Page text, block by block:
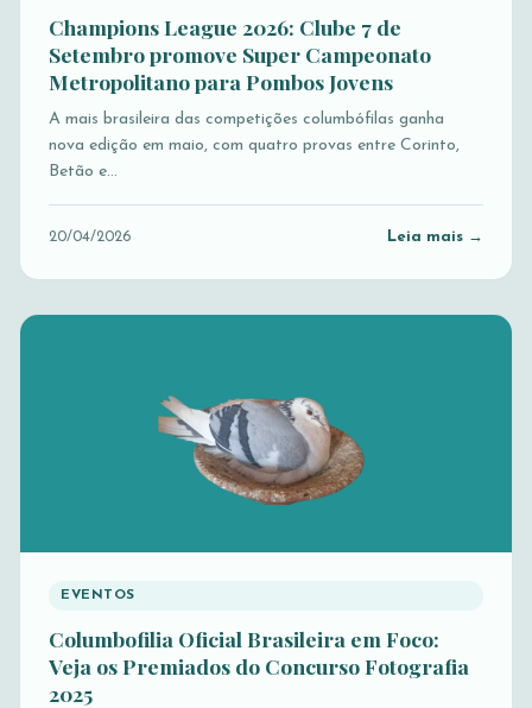
Champions League 2026: Clube 7 de
Setembro promove Super Campeonato
Metropolitano para Pombos Jovens
A mais brasileira das competições columbófilas ganha
nova edição em maio, com quatro provas entre Corinto,
Betão e…
20/04/2026 Leia mais →
EVENTOS
Columbofilia Oficial Brasileira em Foco:
Veja os Premiados do Concurso Fotografia
2025